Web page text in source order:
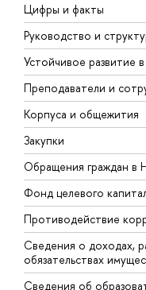
Цифры и факты
Руководство и
Устойчивое
Преподаватели и
Корпуса и общежития
Закупки
Обращения граждан
Фонд целевого
Противодействие
Сведения о доходах,
обязательствах
Сведения об